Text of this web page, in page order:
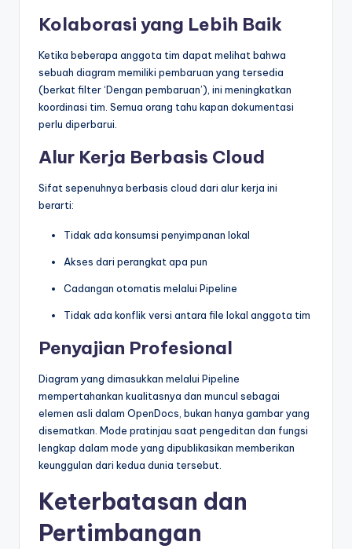
Kolaborasi yang Lebih Baik
Ketika beberapa anggota tim dapat melihat bahwa
sebuah diagram memiliki pembaruan yang tersedia
(berkat filter ‘Dengan pembaruan’), ini meningkatkan
koordinasi tim. Semua orang tahu kapan dokumentasi
perlu diperbarui.
Alur Kerja Berbasis Cloud
Sifat sepenuhnya berbasis cloud dari alur kerja ini
berarti:
Tidak ada konsumsi penyimpanan lokal
Akses dari perangkat apa pun
Cadangan otomatis melalui Pipeline
Tidak ada konflik versi antara file lokal anggota tim
Penyajian Profesional
Diagram yang dimasukkan melalui Pipeline
mempertahankan kualitasnya dan muncul sebagai
elemen asli dalam OpenDocs, bukan hanya gambar yang
disematkan. Mode pratinjau saat pengeditan dan fungsi
lengkap dalam mode yang dipublikasikan memberikan
keunggulan dari kedua dunia tersebut.
Keterbatasan dan
Pertimbangan